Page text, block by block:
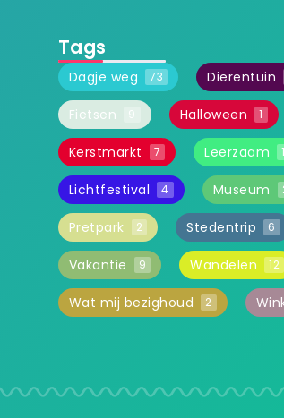
Tags
Dagje weg 73 Dierentuin
Fietsen 9 Halloween 1
Kerstmarkt 7 Leerzaam
Lichtfestival 4 Museum
Pretpark 2 Stedentrip 6
Vakantie 9 Wandelen 12
Wat mij bezighoud 2